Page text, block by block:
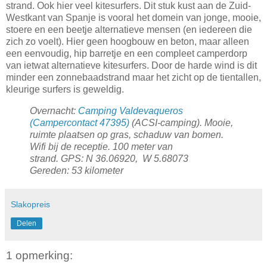
strand. Ook hier veel kitesurfers. Dit stuk kust aan de Zuid-
Westkant van Spanje is vooral het domein van jonge, mooie,
stoere en een beetje alternatieve mensen (en iedereen die
zich zo voelt). Hier geen hoogbouw en beton, maar alleen
een eenvoudig, hip barretje en een compleet camperdorp
van ietwat alternatieve kitesurfers. Door de harde wind is dit
minder een zonnebaadstrand maar het zicht op de tientallen,
kleurige surfers is geweldig.
Overnacht: Camping Valdevaqueros
(Campercontact 47395) (ACSI-camping). Mooie,
ruimte plaatsen op gras, schaduw van bomen.
Wifi bij de receptie. 100 meter van
strand. GPS: N 36.06920, W 5.68073
Gereden: 53 kilometer
Slakopreis
Delen
1 opmerking: